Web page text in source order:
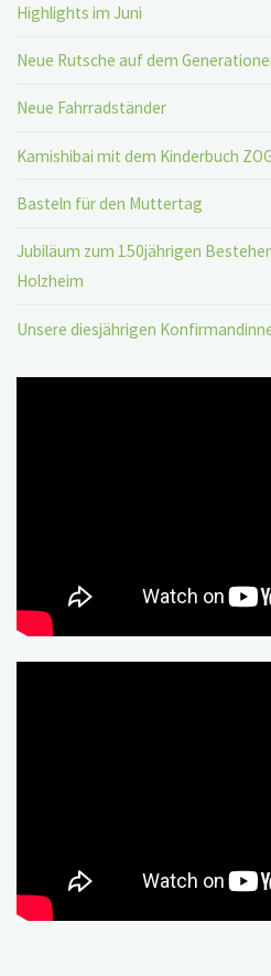
Highlights im Juni
Neue Rutsche auf dem
Neue Fahrradständer
Kamishibai mit dem Kinderbuch
Basteln für den Muttertag
Jubiläum zum 150jährigen
Holzheim
Unsere diesjährigen